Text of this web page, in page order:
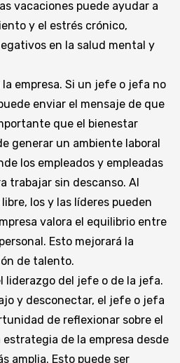
vacaciones puede ayudar a
y el estrés crónico,
en la salud mental y
la empresa. Si un jefe o jefa no
enviar el mensaje de que
que el bienestar
generar un ambiente laboral
los empleados y empleadas
trabajar sin descanso. Al
los y las líderes pueden
valora el equilibrio entre
Esto mejorará la
de talento.
liderazgo del jefe o de la jefa.
y desconectar, el jefe o jefa
de reflexionar sobre el
de la empresa desde
amplia. Esto puede ser